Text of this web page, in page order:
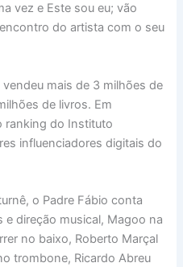
vez e Este sou eu; vão
do artista com o seu
mais de 3 milhões de
de livros. Em
ranking do Instituto
influenciadores digitais do
o Padre Fábio conta
e direção musical, Magoo na
no baixo, Roberto Marçal
trombone, Ricardo Abreu